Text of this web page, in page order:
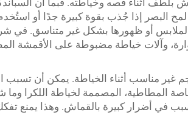
بلطف أثناء قصه وخياطته. فبما أن
البصر إذا جُذب بقوة كبيرة جدًا أو
وآلات خياطة مضبوطة على الأقمشة
مناسب أثناء الخياطة. يمكن أن تسبب
المطاطية، المصممة لخياطة اللكرا وما
في أضرار كبيرة بالقماش. وهذا يمنع